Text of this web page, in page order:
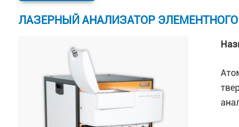
ЛАЗЕРНЫЙ АНАЛИЗАТОР ЭЛЕМЕНТНОГО